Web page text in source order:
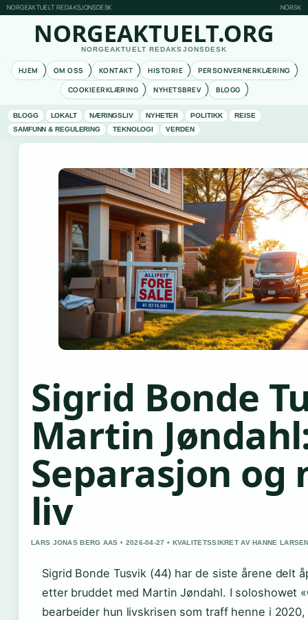
NORGEAKTUELT REDAKSJONSDESK NORSK
NORGEAKTUELT.ORG
NORGEAKTUELT REDAKSJONSDESK
HJEM OM OSS KONTAKT HISTORIE
PERSONVERNERKLÆRING
COOKIEERKLÆRING
NYHETSBREV BLOGG
BLOGG LOKALT NÆRINGSLIV NYHETER POLITIKK
REISE
SAMFUNN & REGULERING
TEKNOLOGI VERDEN
Sigrid Bonde
Martin
Separasjon og
liv
LARS JONAS BERG AAS • 2026-04-27 • KVALITETSSIKRET AV HANNE
Sigrid Bonde Tusvik (44) har de siste årene delt
etter bruddet med Martin Jøndahl. I soloshowet
bearbeider hun livskrisen som traff henne i